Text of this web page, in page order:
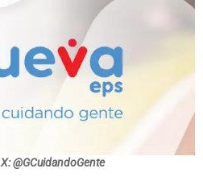
X: @GCuidandoGente